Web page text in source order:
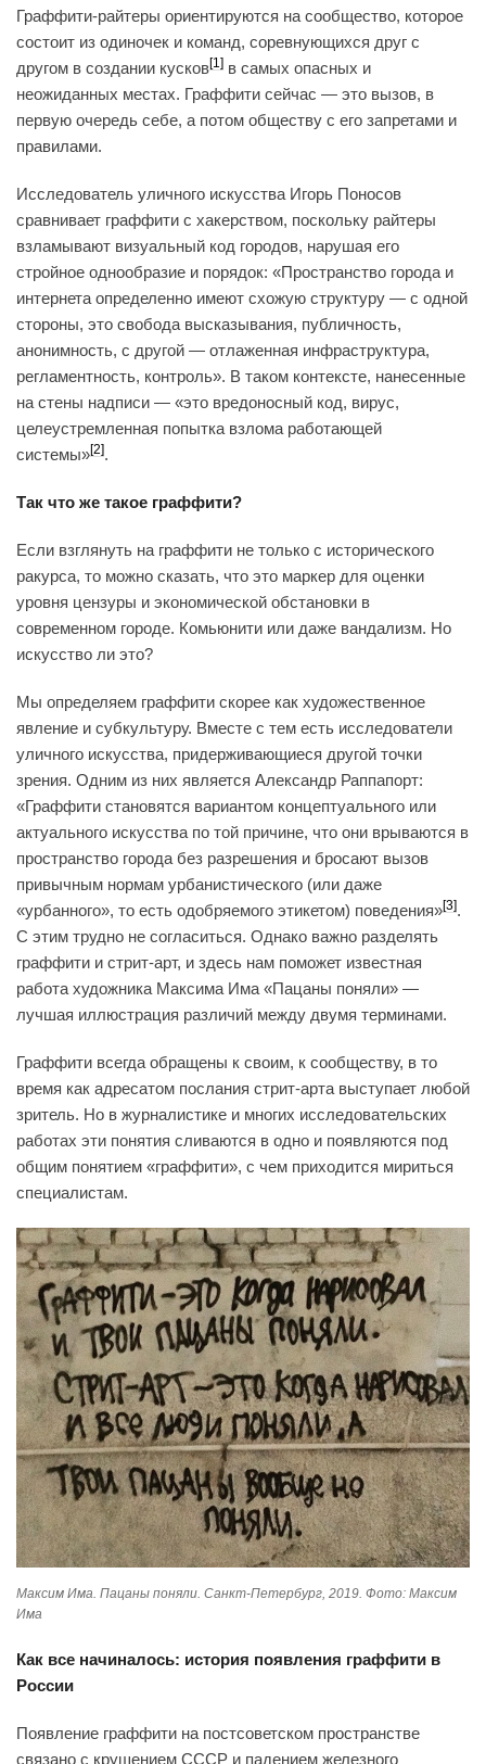
Граффити-райтеры ориентируются на сообщество, которое
состоит из одиночек и команд, соревнующихся друг с
другом в создании кусков[1] в самых опасных и
неожиданных местах. Граффити сейчас — это вызов, в
первую очередь себе, а потом обществу с его запретами и
правилами.
Исследователь уличного искусства Игорь Поносов
сравнивает граффити с хакерством, поскольку райтеры
взламывают визуальный код городов, нарушая его
стройное однообразие и порядок: «Пространство города и
интернета определенно имеют схожую структуру — с одной
стороны, это свобода высказывания, публичность,
анонимность, с другой — отлаженная инфраструктура,
регламентность, контроль». В таком контексте, нанесенные
на стены надписи — «это вредоносный код, вирус,
целеустремленная попытка взлома работающей
системы»[2].
Так что же такое граффити?
Если взглянуть на граффити не только с исторического
ракурса, то можно сказать, что это маркер для оценки
уровня цензуры и экономической обстановки в
современном городе. Комьюнити или даже вандализм. Но
искусство ли это?
Мы определяем граффити скорее как художественное
явление и субкультуру. Вместе с тем есть исследователи
уличного искусства, придерживающиеся другой точки
зрения. Одним из них является Александр Раппапорт:
«Граффити становятся вариантом концептуального или
актуального искусства по той причине, что они врываются в
пространство города без разрешения и бросают вызов
привычным нормам урбанистического (или даже
«урбанного», то есть одобряемого этикетом) поведения»[3].
С этим трудно не согласиться. Однако важно разделять
граффити и стрит-арт, и здесь нам поможет известная
работа художника Максима Има «Пацаны поняли» —
лучшая иллюстрация различий между двумя терминами.
Граффити всегда обращены к своим, к сообществу, в то
время как адресатом послания стрит-арта выступает любой
зритель. Но в журналистике и многих исследовательских
работах эти понятия сливаются в одно и появляются под
общим понятием «граффити», с чем приходится мириться
специалистам.
Максим Има. Пацаны поняли. Санкт-Петербург, 2019. Фото: Максим
Има
Как все начиналось: история появления граффити в
России
Появление граффити на постсоветском пространстве
связано с крушением СССР и падением железного